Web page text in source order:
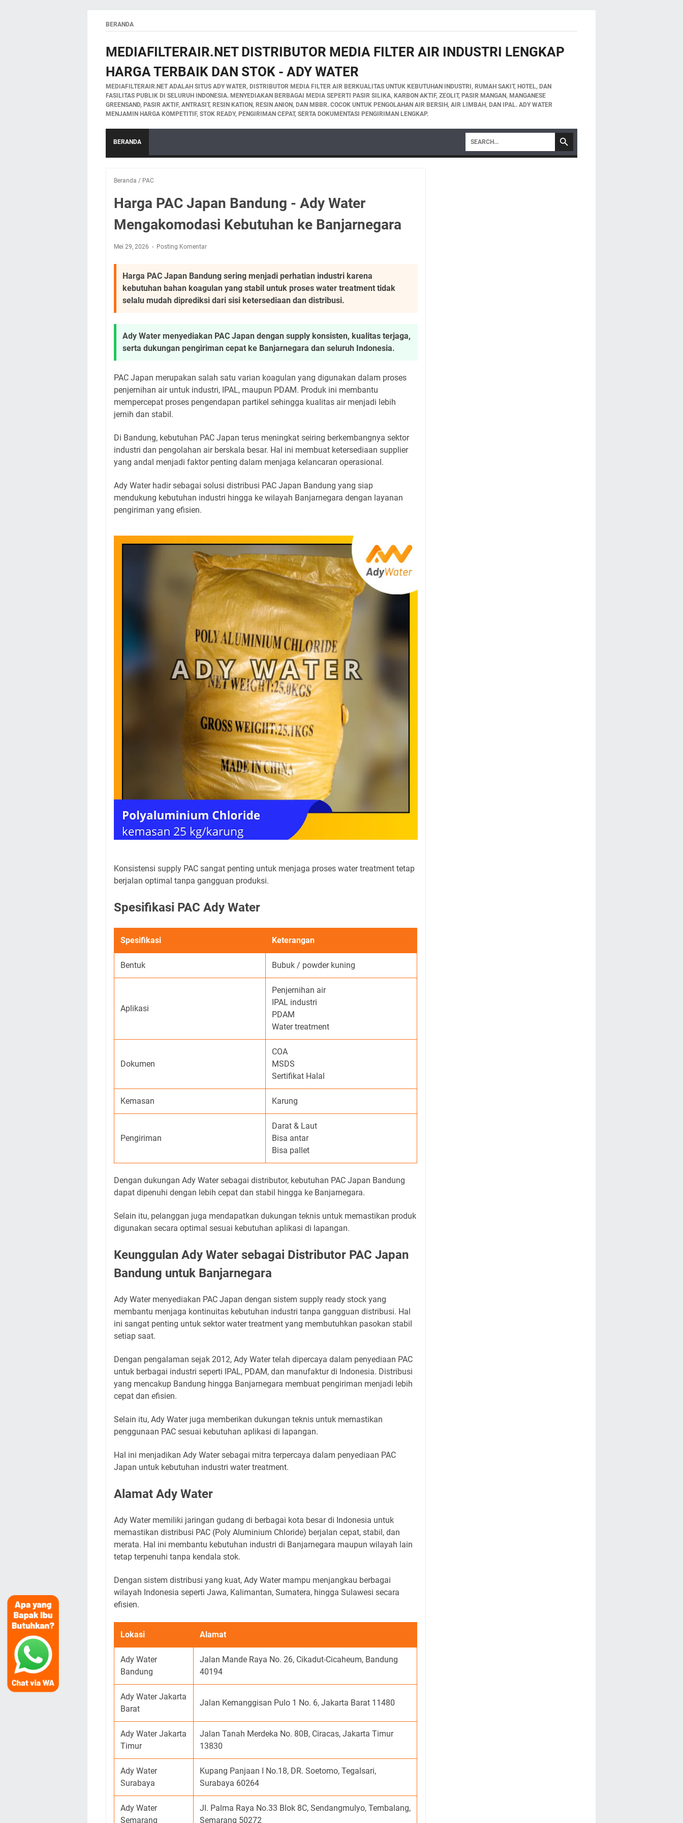
BERANDA
MEDIAFILTERAIR.NET DISTRIBUTOR MEDIA FILTER AIR INDUSTRI LENGKAP
HARGA TERBAIK DAN STOK - ADY WATER
MEDIAFILTERAIR.NET ADALAH SITUS ADY WATER, DISTRIBUTOR MEDIA FILTER AIR BERKUALITAS UNTUK KEBUTUHAN INDUSTRI, RUMAH SAKIT, HOTEL, DAN
FASILITAS PUBLIK DI SELURUH INDONESIA. MENYEDIAKAN BERBAGAI MEDIA SEPERTI PASIR SILIKA, KARBON AKTIF, ZEOLIT, PASIR MANGAN, MANGANESE
GREENSAND, PASIR AKTIF, ANTRASIT, RESIN KATION, RESIN ANION, DAN MBBR. COCOK UNTUK PENGOLAHAN AIR BERSIH, AIR LIMBAH, DAN IPAL. ADY WATER
MENJAMIN HARGA KOMPETITIF, STOK READY, PENGIRIMAN CEPAT, SERTA DOKUMENTASI PENGIRIMAN LENGKAP.
BERANDA
Beranda / PAC
Harga PAC Japan Bandung - Ady Water
Mengakomodasi Kebutuhan ke Banjarnegara
Mei 29, 2026 Posting Komentar
Harga PAC Japan Bandung sering menjadi perhatian industri karena
kebutuhan bahan koagulan yang stabil untuk proses water treatment tidak
selalu mudah diprediksi dari sisi ketersediaan dan distribusi.
Ady Water menyediakan PAC Japan dengan supply konsisten, kualitas terjaga,
serta dukungan pengiriman cepat ke Banjarnegara dan seluruh Indonesia.
PAC Japan merupakan salah satu varian koagulan yang digunakan dalam proses
penjernihan air untuk industri, IPAL, maupun PDAM. Produk ini membantu
mempercepat proses pengendapan partikel sehingga kualitas air menjadi lebih
jernih dan stabil.
Di Bandung, kebutuhan PAC Japan terus meningkat seiring berkembangnya sektor
industri dan pengolahan air berskala besar. Hal ini membuat ketersediaan supplier
yang andal menjadi faktor penting dalam menjaga kelancaran operasional.
Ady Water hadir sebagai solusi distribusi PAC Japan Bandung yang siap
mendukung kebutuhan industri hingga ke wilayah Banjarnegara dengan layanan
pengiriman yang efisien.
Konsistensi supply PAC sangat penting untuk menjaga proses water treatment tetap
berjalan optimal tanpa gangguan produksi.
Spesifikasi PAC Ady Water
Spesifikasi Keterangan
Bentuk Bubuk / powder kuning
Aplikasi
Penjernihan air
IPAL industri
PDAM
Water treatment
Dokumen
COA
MSDS
Sertifikat Halal
Kemasan Karung
Pengiriman
Darat & Laut
Bisa antar
Bisa pallet
Dengan dukungan Ady Water sebagai distributor, kebutuhan PAC Japan Bandung
dapat dipenuhi dengan lebih cepat dan stabil hingga ke Banjarnegara.
Selain itu, pelanggan juga mendapatkan dukungan teknis untuk memastikan produk
digunakan secara optimal sesuai kebutuhan aplikasi di lapangan.
Keunggulan Ady Water sebagai Distributor PAC Japan
Bandung untuk Banjarnegara
Ady Water menyediakan PAC Japan dengan sistem supply ready stock yang
membantu menjaga kontinuitas kebutuhan industri tanpa gangguan distribusi. Hal
ini sangat penting untuk sektor water treatment yang membutuhkan pasokan stabil
setiap saat.
Dengan pengalaman sejak 2012, Ady Water telah dipercaya dalam penyediaan PAC
untuk berbagai industri seperti IPAL, PDAM, dan manufaktur di Indonesia. Distribusi
yang mencakup Bandung hingga Banjarnegara membuat pengiriman menjadi lebih
cepat dan efisien.
Selain itu, Ady Water juga memberikan dukungan teknis untuk memastikan
penggunaan PAC sesuai kebutuhan aplikasi di lapangan.
Hal ini menjadikan Ady Water sebagai mitra terpercaya dalam penyediaan PAC
Japan untuk kebutuhan industri water treatment.
Alamat Ady Water
Ady Water memiliki jaringan gudang di berbagai kota besar di Indonesia untuk
memastikan distribusi PAC (Poly Aluminium Chloride) berjalan cepat, stabil, dan
merata. Hal ini membantu kebutuhan industri di Banjarnegara maupun wilayah lain
tetap terpenuhi tanpa kendala stok.
Dengan sistem distribusi yang kuat, Ady Water mampu menjangkau berbagai
wilayah Indonesia seperti Jawa, Kalimantan, Sumatera, hingga Sulawesi secara
efisien.
Lokasi Alamat
Ady Water
Bandung
Jalan Mande Raya No. 26, Cikadut-Cicaheum, Bandung
40194
Ady Water Jakarta
Barat
Jalan Kemanggisan Pulo 1 No. 6, Jakarta Barat 11480
Ady Water Jakarta
Timur
Jalan Tanah Merdeka No. 80B, Ciracas, Jakarta Timur
13830
Ady Water
Surabaya
Kupang Panjaan I No.18, DR. Soetomo, Tegalsari,
Surabaya 60264
Ady Water
Semarang
Jl. Palma Raya No.33 Blok 8C, Sendangmulyo, Tembalang,
Semarang 50272